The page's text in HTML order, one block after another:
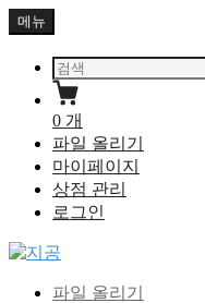
Skip
to
content
메뉴
다
음
을
검
색:
0 개
파일 올리기
마이페이지
상점 관리
로그인
지공
지식을 공유하다
파일 올리기